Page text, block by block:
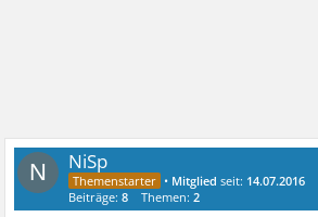
N NiSp
• Mitglied seit: 14.07.2016
Beiträge:8 Themen:2